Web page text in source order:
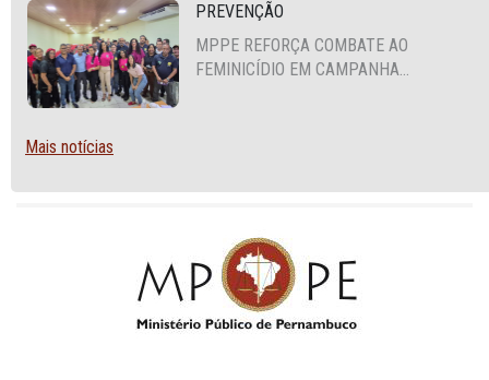
PREVENÇÃO
MPPE REFORÇA COMBATE AO
FEMINICÍDIO EM CAMPANHA
Mais notícias